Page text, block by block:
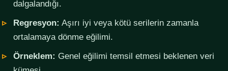
dalgalandığı.
Regresyon: Aşırı iyi veya kötü serilerin zamanla
ortalamaya dönme eğilimi.
Örneklem: Genel eğilimi temsil etmesi beklenen veri